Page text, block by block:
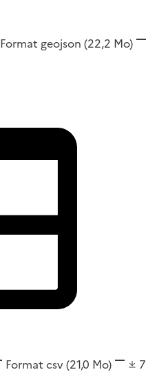
Format geojson (22,2 Mo)
Format csv(21,0 Mo)
7